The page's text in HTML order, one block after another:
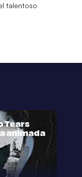
talentoso
Tears
animada